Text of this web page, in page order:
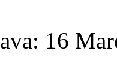
16